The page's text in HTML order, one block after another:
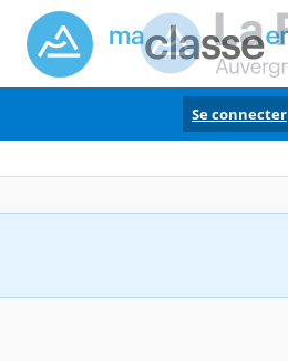
Se connecter